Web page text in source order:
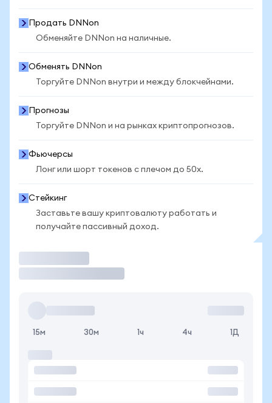
Продать DNNon
Обменяйте DNNon на наличные.
Обменять DNNon
Торгуйте DNNon внутри и между блокчейнами.
Прогнозы
Торгуйте DNNon и на рынках криптопрогнозов.
Фьючерсы
Лонг или шорт токенов с плечом до 50x.
Стейкинг
Заставьте вашу криптовалюту работать и
получайте пассивный доход.
15м 30м 1ч 4ч 1Д